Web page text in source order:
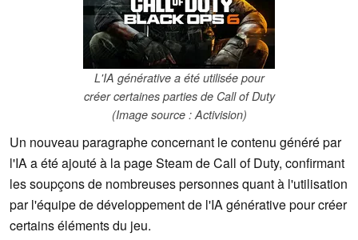
L'IA générative a été utilisée pour
créer certaines parties de Call of Duty
(Image source : Activision)
Un nouveau paragraphe concernant le contenu généré par
l'IA a été ajouté à la page Steam de Call of Duty, confirmant
les soupçons de nombreuses personnes quant à l'utilisation
par l'équipe de développement de l'IA générative pour créer
certains éléments du jeu.